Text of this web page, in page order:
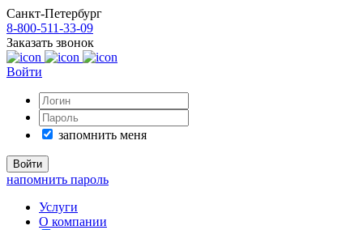
Санкт-Петербург
8-800-511-33-09
Заказать звонок
Войти
запомнить меня
напомнить пароль
Услуги
О компании